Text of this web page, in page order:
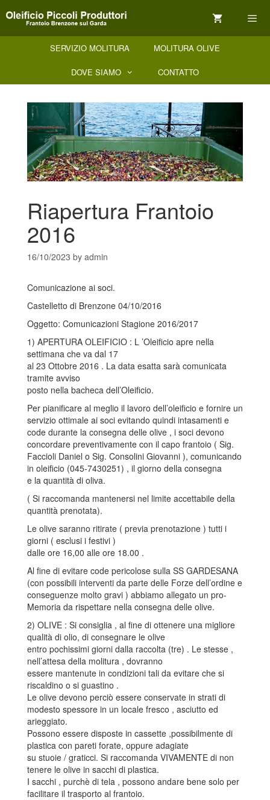
to
SERVIZIO MOLITURA MOLITURA OLIVE
DOVE SIAMO CONTATTO
Riapertura Frantoio
2016
16/10/2023 by admin
Comunicazione ai soci.
Castelletto di Brenzone 04/10/2016
Oggetto: Comunicazioni Stagione 2016/2017
1) APERTURA OLEIFICIO : L ’Oleificio apre nella
settimana che va dal 17
al 23 Ottobre 2016 . La data esatta sarà comunicata
tramite avviso
posto nella bacheca dell’Oleificio.
Per pianificare al meglio il lavoro dell’oleificio e fornire un
servizio ottimale ai soci evitando quindi intasamenti e
code durante la consegna delle olive , i soci devono
concordare preventivamente con il capo frantoio ( Sig.
Faccioli Daniel o Sig. Consolini Giovanni ), comunicando
in oleificio (045-7430251) , il giorno della consegna
e la quantità di oliva.
( Si raccomanda mantenersi nel limite accettabile della
quantità prenotata).
Le olive saranno ritirate ( previa prenotazione ) tutti i
giorni ( esclusi i festivi )
dalle ore 16,00 alle ore 18.00 .
Al fine di evitare code pericolose sulla SS GARDESANA
(con possibili interventi da parte delle Forze dell’ordine e
conseguenze molto gravi ) abbiamo allegato un pro-
Memoria da rispettare nella consegna delle olive.
2) OLIVE : Si consiglia , al fine di ottenere una migliore
qualità di olio, di consegnare le olive
entro pochissimi giorni dalla raccolta (tre) . Le stesse ,
nell’attesa della molitura , dovranno
essere mantenute in condizioni tali da evitare che si
riscaldino o si guastino .
Le olive devono perciò essere conservate in strati di
modesto spessore in un locale fresco , asciutto ed
arieggiato.
Possono essere disposte in cassette ,possibilmente di
plastica con pareti forate, oppure adagiate
su stuoie / graticci. Si raccomanda VIVAMENTE di non
tenere le olive in sacchi di plastica.
I sacchi , purchè di tela , possono andare bene solo per
facilitare il trasporto al frantoio.